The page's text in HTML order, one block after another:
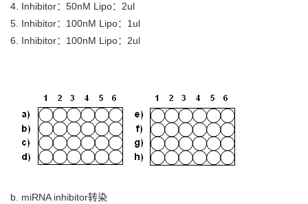
4. Inhibitor：50nM Lipo：2ul
5. Inhibitor：100nM Lipo：1ul
6. Inhibitor：100nM Lipo：2ul
b. miRNA inhibitor转染